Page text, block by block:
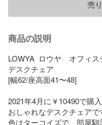
売
商品の説明
LOWYA  ロウヤ　オフィ
デスクチェア
[幅62/座高面41〜48]
2021年4月に￥10490で購
おしゃれなデスクチェアで
色はターコイズで、部屋